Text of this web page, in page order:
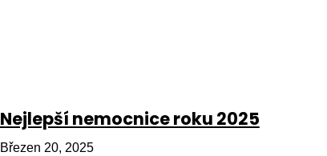
Nejlepší nemocnice roku 2025
Březen 20, 2025